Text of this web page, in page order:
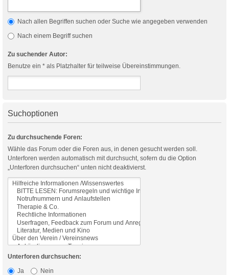
Nach allen Begriffen suchen oder Suche wie angegeben verwenden
Nach einem Begriff suchen
Zu suchender Autor:
Benutze ein * als Platzhalter für teilweise Übereinstimmungen.
Suchoptionen
Zu durchsuchende Foren:
Wähle das Forum oder die Foren aus, in denen gesucht werden soll.
Unterforen werden automatisch mit durchsucht, sofern du die Option
„Unterforen durchsuchen“ unten nicht deaktivierst.
Unterforen durchsuchen:
Ja
Nein